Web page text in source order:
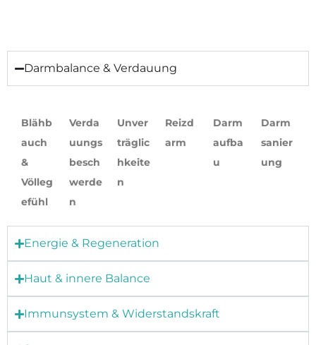
Darmbalance & Verdauung
Blähb
auch
&
Völleg
efühl
Verda
uungs
besch
werde
n
Unver
träglic
hkeite
n
Reizd
arm
Darm
aufba
u
Darm
sanier
ung
Energie & Regeneration
Haut & innere Balance
Immunsystem & Widerstandskraft